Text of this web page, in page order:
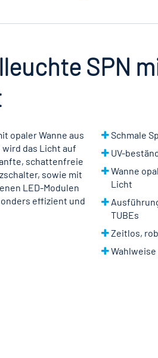
SPN
opaler Wanne aus
wird das Licht auf
schattenfreie
sowie mit
LED-Modulen
effizient und
Schmale
UV-
Wanne
Licht
TUBEs
Zeitlos,